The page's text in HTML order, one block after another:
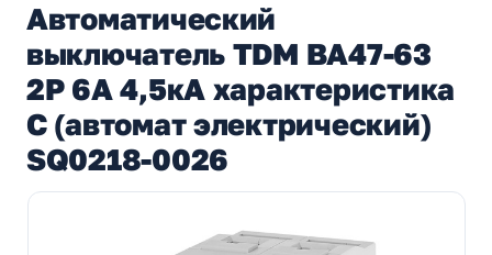
Автоматический
выключатель TDM ВА47-63
2Р 6А 4,5кА характеристика
C (автомат электрический)
SQ0218-0026